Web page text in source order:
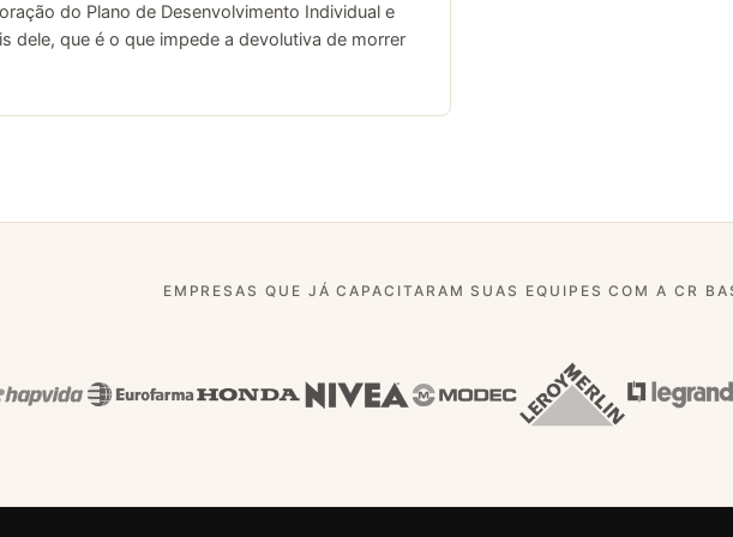
do Plano de Desenvolvimento Individual e
dele, que é o que impede a devolutiva de morrer
EMPRESAS QUE JÁ CAPACITARAM SUAS EQUIPES COM A CR